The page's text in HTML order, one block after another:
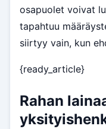
osapuolet voivat
tapahtuu
siirtyy vain, kun
{ready_article}
Rahan